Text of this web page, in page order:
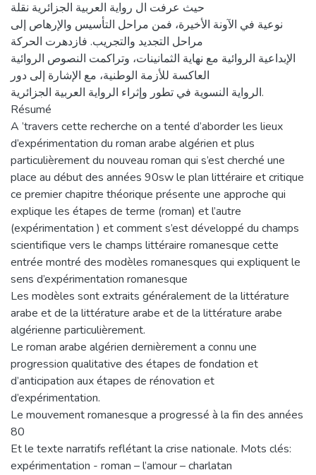
حيث عرفت ال رواية العربية الجزائرية نقلة
نوعية في الآونة الأخيرة، فمن مراحل التأسيس والإرهاص إلى
مراحل التجديد والتجريب. فازدهرت الحركة
الإبداعية الروائية مع نهاية الثمانينات، وتراكمت النصوص الروائية
العاكسة للأزمة الوطنية، مع الإشارة إلى دور
الرواية النسوية في تطور وإثراء الرواية العربية الجزائرية.
Résumé
A ’travers cette recherche on a tenté d’aborder les lieux
d’expérimentation du roman arabe algérien et plus
particulièrement du nouveau roman qui s’est cherché une
place au début des années 90sw le plan littéraire et critique
ce premier chapitre théorique présente une approche qui
explique les étapes de terme (roman) et l’autre
(expérimentation ) et comment s’est développé du champs
scientifique vers le champs littéraire romanesque cette
entrée montré des modèles romanesques qui expliquent le
sens d’expérimentation romanesque
Les modèles sont extraits généralement de la littérature
arabe et de la littérature arabe et de la littérature arabe
algérienne particulièrement.
Le roman arabe algérien dernièrement a connu une
progression qualitative des étapes de fondation et
d’anticipation aux étapes de rénovation et
d’expérimentation.
Le mouvement romanesque a progressé à la fin des années
80
Et le texte narratifs reflétant la crise nationale. Mots clés:
expérimentation - roman – l’amour – charlatan